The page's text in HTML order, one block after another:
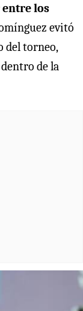
entre los
evitó
del torneo,
de la